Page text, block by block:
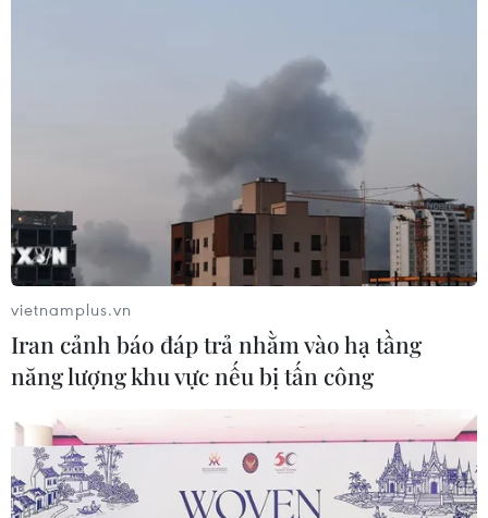
Giáo hoàng Leo XIV ban hành hiến
pháp mới Thành quốc Vatican
Vệ tinh Nga mở rộng vùng phủ sóng
liên lạc trên không phận Ukraine
02/08/2026 23:28
Lần đầu Nga nhập khẩu xăng từ châu
Phi do thiếu hụt nguồn cung trong
nước
02/08/2026 23:17
vietnamplus.vn
Iran cảnh báo đáp trả nhằm vào hạ tầng
năng lượng khu vực nếu bị tấn công